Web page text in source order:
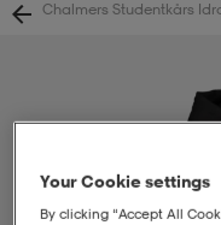
Chalmers Studentkårs
Your Cookie settings
By clicking “Accept All